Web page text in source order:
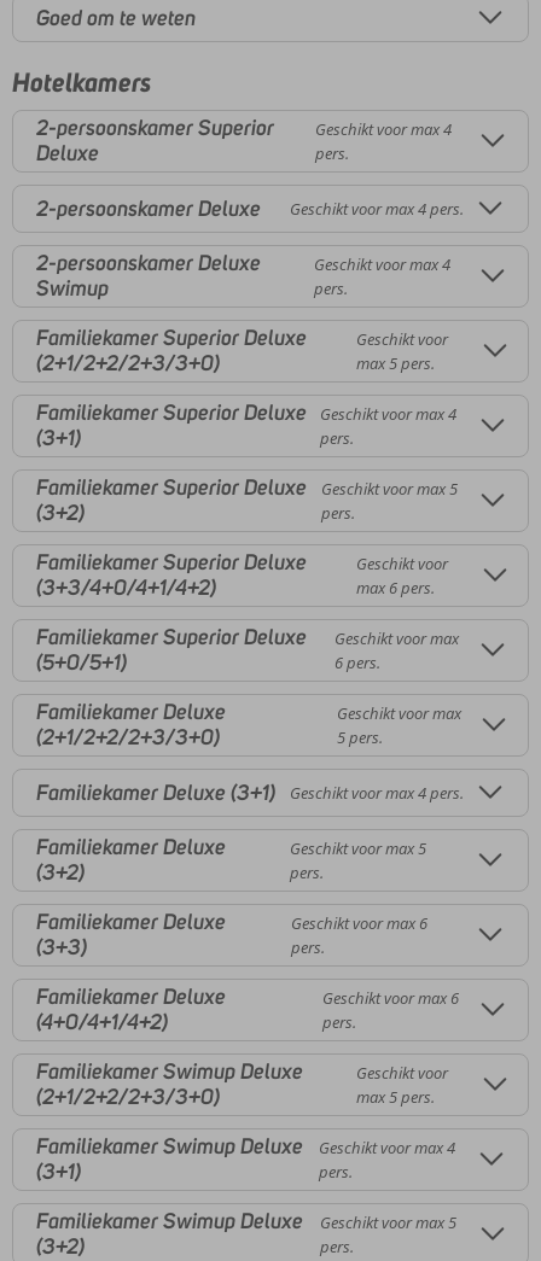
Goed om te weten
Hotelkamers
2-persoonskamer Superior
Deluxe
Geschikt voor max 4
pers.
2-persoonskamer Deluxe Geschikt voor max 4 pers.
2-persoonskamer Deluxe
Swimup
Geschikt voor max 4
pers.
Familiekamer Superior Deluxe
(2+1/2+2/2+3/3+0)
Geschikt voor
max 5 pers.
Familiekamer Superior Deluxe
(3+1)
Geschikt voor max 4
pers.
Familiekamer Superior Deluxe
(3+2)
Geschikt voor max 5
pers.
Familiekamer Superior Deluxe
(3+3/4+0/4+1/4+2)
Geschikt voor
max 6 pers.
Familiekamer Superior Deluxe
(5+0/5+1)
Geschikt voor max
6 pers.
Familiekamer Deluxe
(2+1/2+2/2+3/3+0)
Geschikt voor max
5 pers.
Familiekamer Deluxe (3+1) Geschikt voor max 4 pers.
Familiekamer Deluxe
(3+2)
Geschikt voor max 5
pers.
Familiekamer Deluxe
(3+3)
Geschikt voor max 6
pers.
Familiekamer Deluxe
(4+0/4+1/4+2)
Geschikt voor max 6
pers.
Familiekamer Swimup Deluxe
(2+1/2+2/2+3/3+0)
Geschikt voor
max 5 pers.
Familiekamer Swimup Deluxe
(3+1)
Geschikt voor max 4
pers.
Familiekamer Swimup Deluxe
(3+2)
Geschikt voor max 5
pers.